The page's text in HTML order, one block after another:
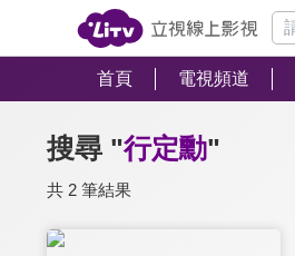
首頁 電視頻道
搜尋 "行定勳"
共 2 筆結果